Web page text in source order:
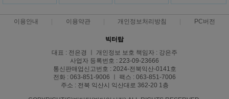
이용안내 이용약관 개인정보처리방침 PC버전
빅터탑
대표 : 전은경 ㅣ 개인정보 보호 책임자 : 강은주
사업자 등록번호 : 223-09-23666
통신판매업신고번호 : 2024-전북익산-0141호
전화 : 063-851-9006 ㅣ 팩스 : 063-851-7006
주소 : 전북 익산시 익산대로 362-20 1층